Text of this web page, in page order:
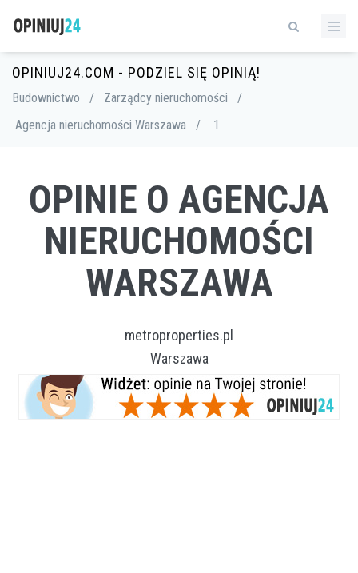
OPINIUJ24.COM - PODZIEL SIĘ OPINIĄ!
Budownictwo / Zarządcy nieruchomości
/
Agencja nieruchomości Warszawa
/ 1
OPINIE O AGENCJA
NIERUCHOMOŚCI
WARSZAWA
metroproperties.pl
Warszawa